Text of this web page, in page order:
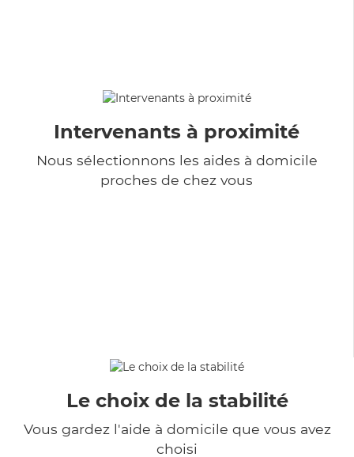
Intervenants à proximité
Nous sélectionnons les aides à domicile
proches de chez vous
Le choix de la stabilité
Vous gardez l'aide à domicile que vous avez
choisi